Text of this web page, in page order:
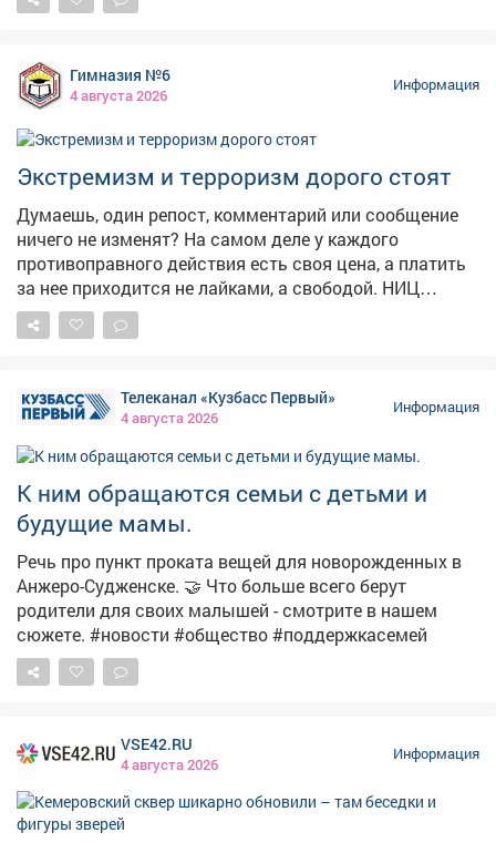
пасмурно. 🏙5августа чествуем изобретение, без
город. 🚦С Международным днём светофора! Первый
светофор появился в 1868году в Лондоне-он был
механическим, работал на газе и управлялся вручную.
Электрическую версию с красным и зелёным
сигналами установили в 1914году в Кливленде, а
жёлтый цвет добавили позже, чтобы предупреждать о
смене сигнала. В России светофоры начали
появляться в 1930‑х годах.
Гимназия №6
4 августа 2026
Информация
Экстремизм и терроризм дорого стоят
Думаешь, один репост, комментарий или сообщение
ничего не изменят? На самом деле у каждого
противоправного действия есть своя цена, а платить
за нее приходится не лайками, а свободой. НИЦ
Мониторинга и профилактики подготовил «прайс-
лист», который наглядно показывает последствия
вплоть до пожизненного лишения свободы! Не
поддавайся на провокации и не распространяй
сомнительный контент. Перед тем как поставить лайк,
сделать репост или отправить сообщение, задумайся
о последствиях. 🚫 Если ты столкнулся с
подозрительным предложением в сети или в жизни,
немедленно прекрати диалог и сообщи: ▫Горячая
линия ФСБ: 8 800 224 22 22; ▫Горячая линия
«Экстремизму - НЕТ!»: resurs-center.ru/hotline.
Телеканал «Кузбасс Первый»
4 августа 2026
Информация
К ним обращаются семьи с детьми и
будущие мамы.
Речь про пункт проката вещей для новорожденных в
Анжеро-Судженске. 🤝 Что больше всего берут
родители для своих малышей - смотрите в нашем
сюжете. #новости #общество #поддержкасемей
VSE42.RU
4 августа 2026
Информация